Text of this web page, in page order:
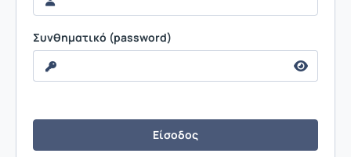
Συνθηματικό (password)